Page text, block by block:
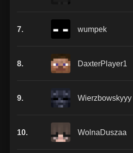
7. wumpek
8. DaxterPlayer1
9. Wierzbowskyyy
10. WolnaDuszaa